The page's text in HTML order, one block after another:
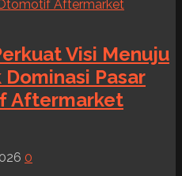
Visi Menuju
Dominasi Pasar
Aftermarket
0